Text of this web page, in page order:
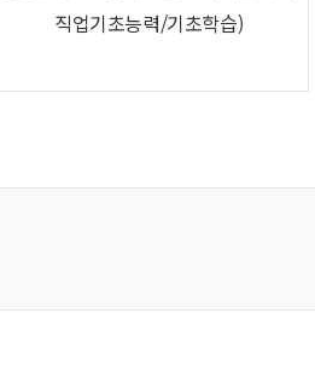
직업기초능력/기초학습)